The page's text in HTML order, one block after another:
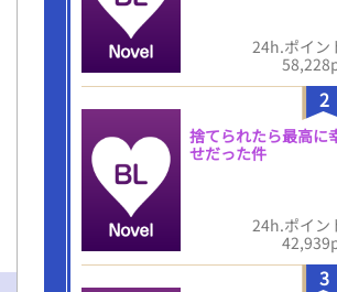
24h.ポイン
2
捨てられたら最高に
せだった件
24h.ポイン
3